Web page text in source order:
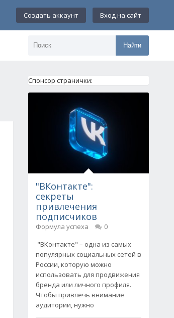
Создать аккаунт Вход на сайт
Найти
Спонсор странички:
"ВКонтакте":
секреты
привлечения
подписчиков
Формула успеха
0
"ВКонтакте" – одна из самых
популярных социальных сетей в
России, которую можно
использовать для продвижения
бренда или личного профиля.
Чтобы привлечь внимание
аудитории, нужно